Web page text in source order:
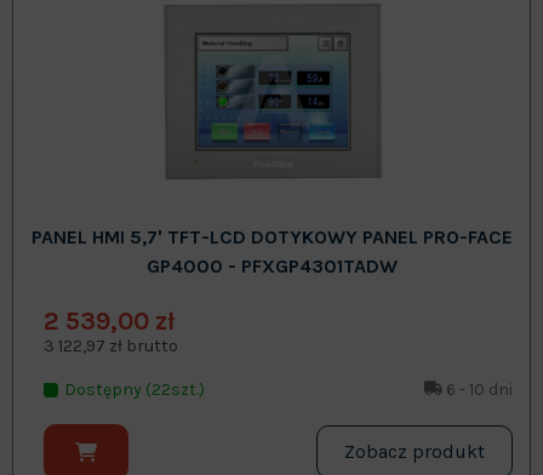
PANEL HMI 5,7' TFT-LCD DOTYKOWY PANEL PRO-FACE
GP4000 - PFXGP4301TADW
2 539,00 zł
3 122,97 zł brutto
Dostępny (22szt.) 6 - 10 dni
Zobacz produkt